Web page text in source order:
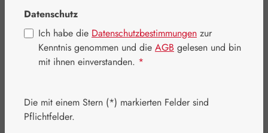
12,50 €
Inhalt: 0.03 Liter (416,67 € / 1 Liter)
Preise inkl. MwSt. zzgl. Versandkosten
Datenschutz
Ich habe die Datenschutzbestimmungen zur
Kenntnis genommen und die AGB gelesen und bin
mit ihnen einverstanden. *
Die mit einem Stern (*) markierten Felder sind
Pflichtfelder.